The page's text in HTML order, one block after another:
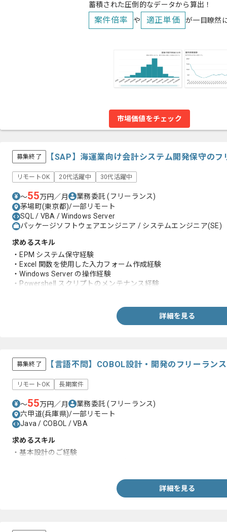
蓄積された圧倒的なデータから算出！
案件倍率 や 適正単価 が一目瞭然
市場価値をチェック
募集終了 【SAP】海運業向け会計システム開発保守の
リモートOK 20代活躍中 30代活躍中
〜55万円／月 業務委託(フリーランス)
茅場町(東京都)/一部リモート
SQL / VBA / Windows Server
パッケージソフトウェアエンジニア / システムエンジニア(SE)
求めるスキル
・EPM システム保守経験
・Excel 関数を使用した入力フォーム作成経験
・Windows Server の操作経験
・Powershell スクリプトのメンテナンス経験
・ドキュメントの作成更新等の文書作成経験
詳細を見る
募集終了 【言語不問】COBOL設計・開発のフリーラン
リモートOK 長期案件
〜55万円／月 業務委託(フリーランス)
六甲道(兵庫県)/一部リモート
Java / COBOL / VBA
求めるスキル
・基本設計のご経験
詳細を見る